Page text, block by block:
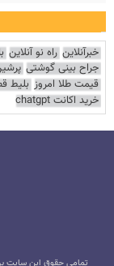
خبرآنلاین راه نو آنلاین
جراح بینی گوشتی
قیمت طلا امروز بلیط
خرید اکانت chatgpt
تمامی حقوق این سایت